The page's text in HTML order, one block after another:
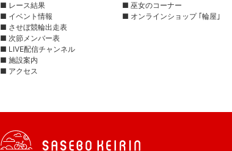
■ レース結果
■ イベント情報
■ させぼ競輪出走表
■ 次節メンバー表
■ LIVE配信チャンネル
■ 施設案内
■ アクセス
■ 巫女のコーナー
■ オンラインショップ ｢輪屋｣